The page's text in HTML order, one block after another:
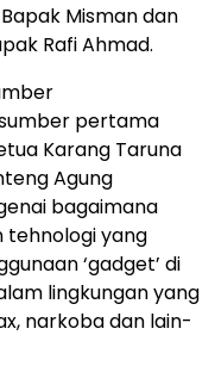
Misman dan
Rafi Ahmad.
pertama
Karang Taruna
Agung
bagaimana
tehnologi yang
‘gadget’ di
lingkungan yang
narkoba dan lain-